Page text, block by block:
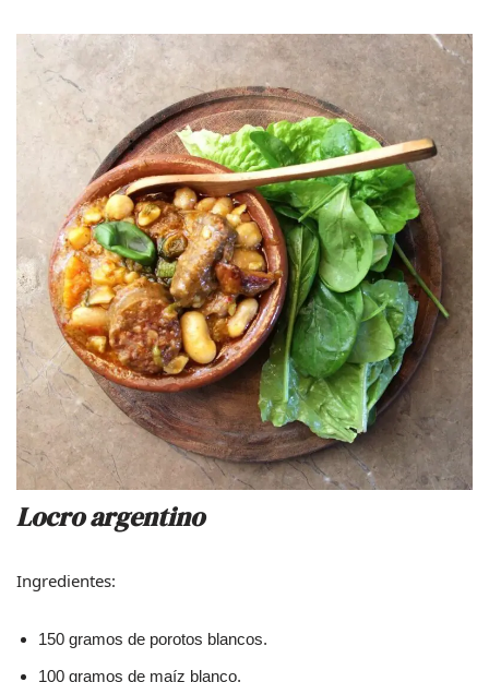
Locro argentino
Ingredientes:
150 gramos de porotos blancos.
100 gramos de maíz blanco.